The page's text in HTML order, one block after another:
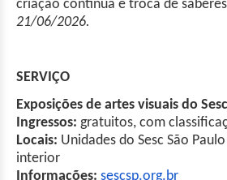
criação contínua e troca de
21/06/2026.
SERVIÇO
Exposições de artes visuais do
Ingressos: gratuitos, com
Locais: Unidades do Sesc São
interior
Informações: sescsp.org.br